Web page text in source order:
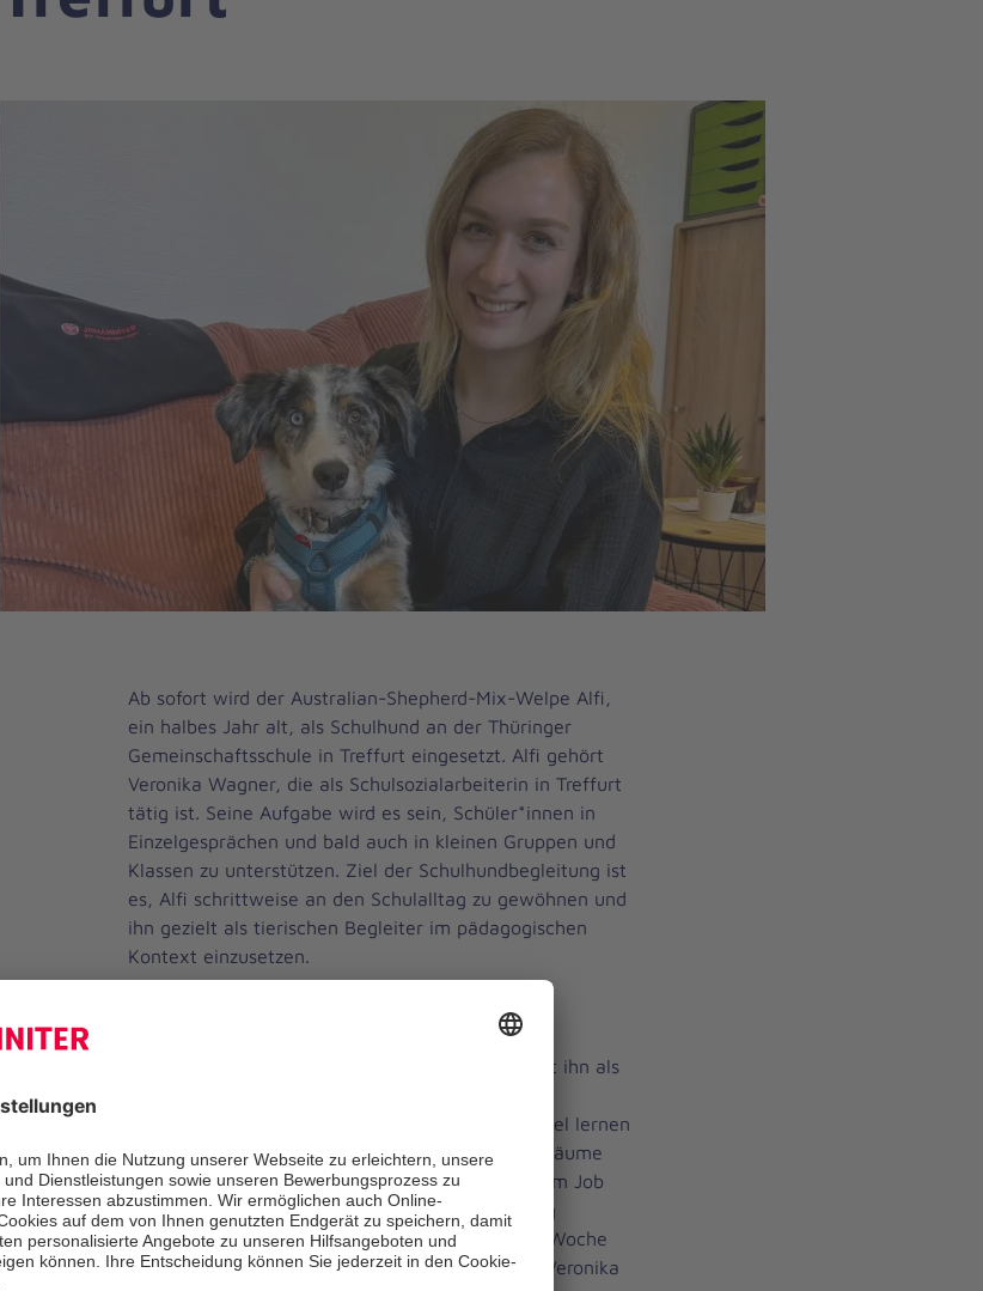
Ab sofort wird der Australian-Shepherd-Mix-Welpe Alfi,
ein halbes Jahr alt, als Schulhund an der Thüringer
Gemeinschaftsschule in Treffurt eingesetzt. Alfi gehört
Veronika Wagner, die als Schulsozialarbeiterin in Treffurt
tätig ist. Seine Aufgabe wird es sein, Schüler*innen in
Einzelgesprächen und bald auch in kleinen Gruppen und
Klassen zu unterstützen. Ziel der Schulhundbegleitung ist
es, Alfi schrittweise an den Schulalltag zu gewöhnen und
ihn gezielt als tierischen Begleiter im pädagogischen
Kontext einzusetzen.
Alfi hat bereits in jungen Jahren gezeigt, dass er
Menschen, insbesondere Kindern, sehr offen und
freundlich begegnet. Veronika Wagner beschreibt ihn als
gleichzeitig ist sie sich bewusst, dass Alfi noch viel lernen
muss: „Ich bin sehr froh, dass er Eindrücke wie Räume
und Reize kennenlernen darf, um stressfrei seinem Job
nachzugehen.“ Damit Alfi sich An den Schulalltag
gewöhnt, wird er zunächst ein- bis zweimal pro Woche
die Schule besuchen und sein Rückzugsort wird Veronika